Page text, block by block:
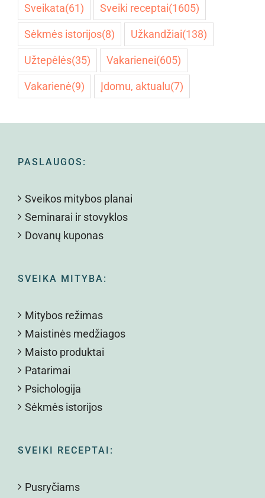
Sveikata(61) Sveiki receptai(1605)
Sėkmės istorijos(8) Užkandžiai(138)
Užtepėlės(35) Vakarienei(605)
Vakarienė(9) Įdomu, aktualu(7)
PASLAUGOS:
Sveikos mitybos planai
Seminarai ir stovyklos
Dovanų kuponas
SVEIKA MITYBA:
Mitybos režimas
Maistinės medžiagos
Maisto produktai
Patarimai
Psichologija
Sėkmės istorijos
SVEIKI RECEPTAI:
Pusryčiams